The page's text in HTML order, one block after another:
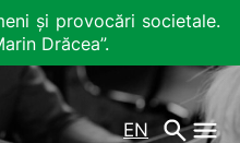
și provocări societale.
Drăcea”.
EN